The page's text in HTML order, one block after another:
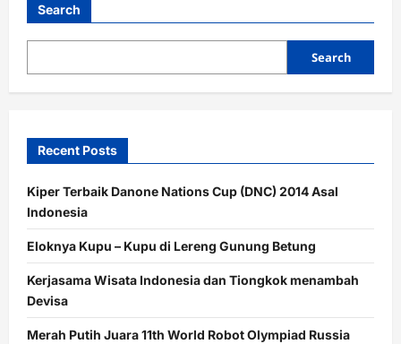
Search
Search
Recent Posts
Kiper Terbaik Danone Nations Cup (DNC) 2014 Asal
Indonesia
Eloknya Kupu – Kupu di Lereng Gunung Betung
Kerjasama Wisata Indonesia dan Tiongkok menambah
Devisa
Merah Putih Juara 11th World Robot Olympiad Russia